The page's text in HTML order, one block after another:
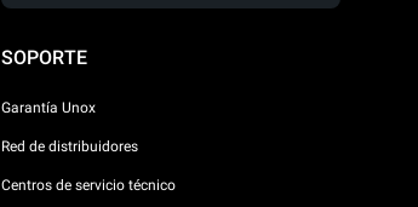
SOPORTE
Garantía Unox
Red de distribuidores
Centros de servicio técnico